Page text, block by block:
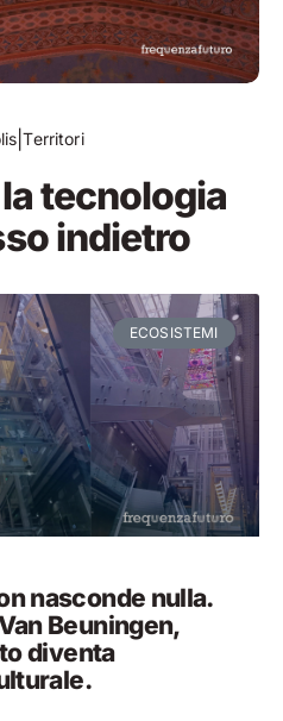
|Territori
tecnologia
indietro
ECOSISTEMI
nasconde nulla.
Beuningen,
diventa